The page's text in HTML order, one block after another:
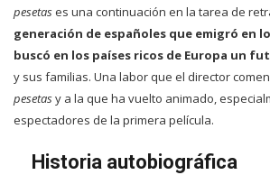
pesetases una continuación en la tarea de
generación de españoles que emigró en
buscó en los países ricos de Europa un
y sus familias. Una labor que el director
pesetasy a la que ha vuelto animado,
espectadores de la primera película.
Historia autobiográfica